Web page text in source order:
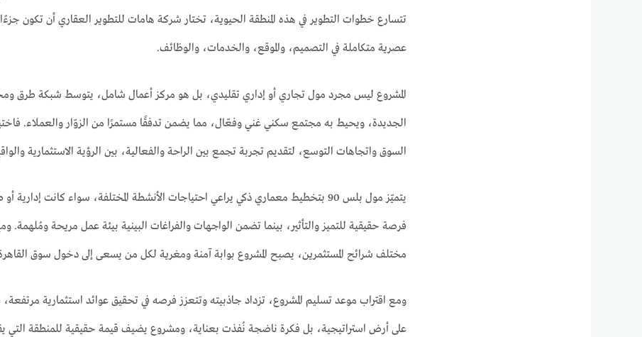
تتسارع خطوات التطوير في هذه المنطقة الحيوية، تختار شركة هامات للتطوير العقاري أن تكون
عصرية متكاملة في التصميم، والموقع، والخدمات، والوظائف.
المشروع ليس مجرد مول تجاري أو إداري تقليدي، بل هو مركز أعمال شامل، يتوسط شبكة طرق
الجديدة، ويحيط به مجتمع سكني غني وفعّال، مما يضمن تدفقًا مستمرًا من الزوّار والعملاء.
السوق واتجاهات التوسع، لتقديم تجربة تجمع بين الراحة والفعالية، بين الرؤية الاستثمارية
يتميّز مول بلس 90 بتخطيط معماري ذكي يراعي احتياجات الأنشطة المختلفة، سواء كانت
فرصة حقيقية للتميز والتأثير، بينما تضمن الواجهات والفراغات البينية بيئة عمل مريحة ومُلهمة.
مختلف شرائح المستثمرين، يصبح المشروع بوابة آمنة ومغرية لكل من يسعى إلى دخول سوق
ومع اقتراب موعد تسليم المشروع، تزداد جاذبيته وتتعزز فرصه في تحقيق عوائد استثمارية
على أرض استراتيجية، بل فكرة ناضجة نُفذت بعناية، ومشروع يضيف قيمة حقيقية للمنطقة